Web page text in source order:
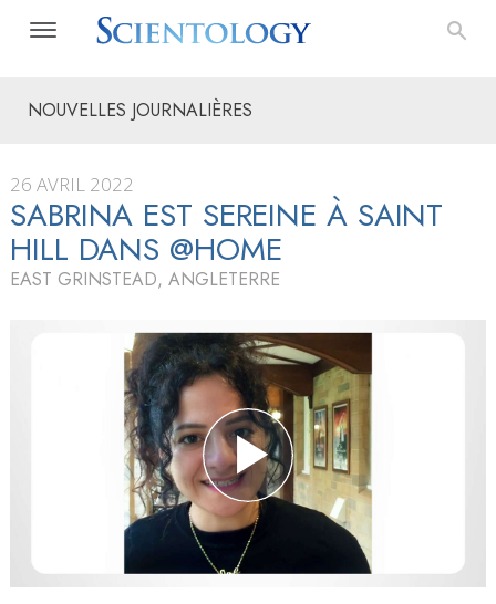
NOUVELLES JOURNALIÈRES
26 AVRIL 2022
SABRINA EST SEREINE À SAINT
HILL DANS @HOME
EAST GRINSTEAD, ANGLETERRE